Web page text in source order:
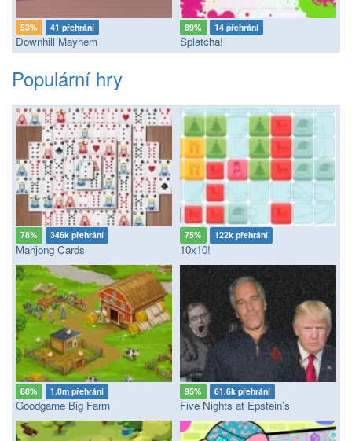
53% 41 přehrání
Downhill Mayhem
89% 14 přehrání
Splatcha!
Populární hry
78% 346k přehrání
Mahjong Cards
75% 122k přehrání
10x10!
88% 1.0m přehrání
Goodgame Big Farm
95% 61.6k přehrání
Five Nights at Epstein’s